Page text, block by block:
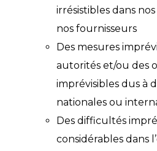
irrésistibles dans
nos fournisseurs
Des mesures
autorités et/ou des
imprévisibles dus à
nationales ou
Des difficultés
considérables dans